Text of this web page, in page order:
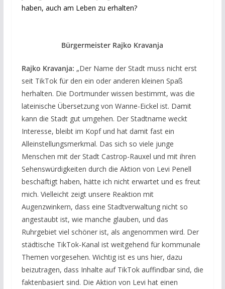
haben, auch am Leben zu erhalten?
Bürgermeister Rajko Kravanja
Rajko Kravanja: „Der Name der Stadt muss nicht erst
seit TikTok für den ein oder anderen kleinen Spaß
herhalten. Die Dortmunder wissen bestimmt, was die
lateinische Übersetzung von Wanne-Eickel ist. Damit
kann die Stadt gut umgehen. Der Stadtname weckt
Interesse, bleibt im Kopf und hat damit fast ein
Alleinstellungsmerkmal. Das sich so viele junge
Menschen mit der Stadt Castrop-Rauxel und mit ihren
Sehenswürdigkeiten durch die Aktion von Levi Penell
beschäftigt haben, hätte ich nicht erwartet und es freut
mich. Vielleicht zeigt unsere Reaktion mit
Augenzwinkern, dass eine Stadtverwaltung nicht so
angestaubt ist, wie manche glauben, und das
Ruhrgebiet viel schöner ist, als angenommen wird. Der
städtische TikTok-Kanal ist weitgehend für kommunale
Themen vorgesehen. Wichtig ist es uns hier, dazu
beizutragen, dass Inhalte auf TikTok auffindbar sind, die
faktenbasiert sind. Die Aktion von Levi hat einen